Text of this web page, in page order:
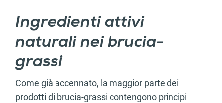
Ingredienti attivi
naturali nei brucia-
grassi
Come già accennato, la maggior parte dei
prodotti di brucia-grassi contengono principi